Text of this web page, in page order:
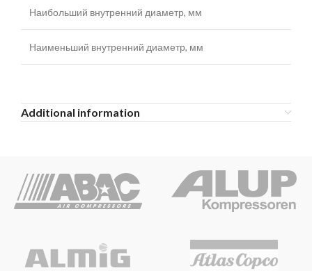
Наибольший внутренний диаметр, мм
Наименьший внутренний диаметр, мм
Additional information